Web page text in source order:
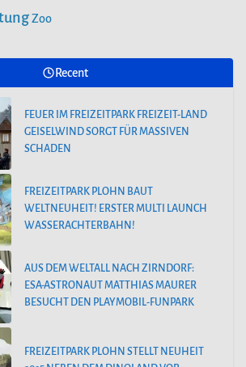
Zoo
Recent
FEUER IM FREIZEITPARK FREIZEIT-LAND
GEISELWIND SORGT FÜR MASSIVEN
SCHADEN
FREIZEITPARK PLOHN BAUT
WELTNEUHEIT! ERSTER MULTI LAUNCH
WASSERACHTERBAHN!
AUS DEM WELTALL NACH ZIRNDORF:
ESA-ASTRONAUT MATTHIAS MAURER
BESUCHT DEN PLAYMOBIL-FUNPARK
FREIZEITPARK PLOHN STELLT NEUHEIT